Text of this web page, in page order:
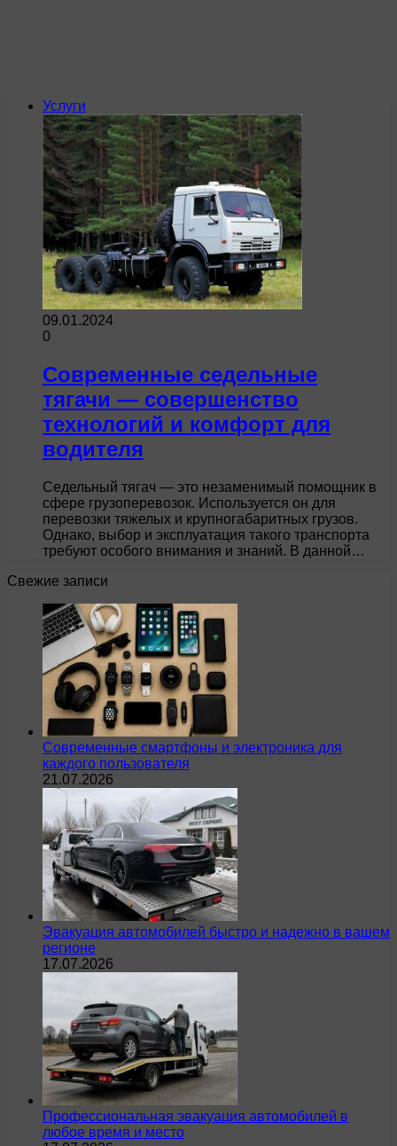
Услуги
09.01.2024
0
Современные седельные
тягачи — совершенство
технологий и комфорт для
водителя
Седельный тягач — это незаменимый помощник в
сфере грузоперевозок. Используется он для
перевозки тяжелых и крупногабаритных грузов.
Однако, выбор и эксплуатация такого транспорта
требуют особого внимания и знаний. В данной…
Свежие записи
Современные смартфоны и электроника для
каждого пользователя
21.07.2026
Эвакуация автомобилей быстро и надежно в вашем
регионе
17.07.2026
Профессиональная эвакуация автомобилей в
любое время и место